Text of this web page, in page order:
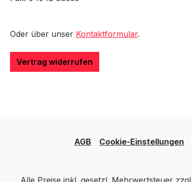
Oder über unser Kontaktformular.
Vertrag widerrufen
AGB Cookie-Einstellungen
Alle Preise inkl. gesetzl. Mehrwertsteuer zzgl.